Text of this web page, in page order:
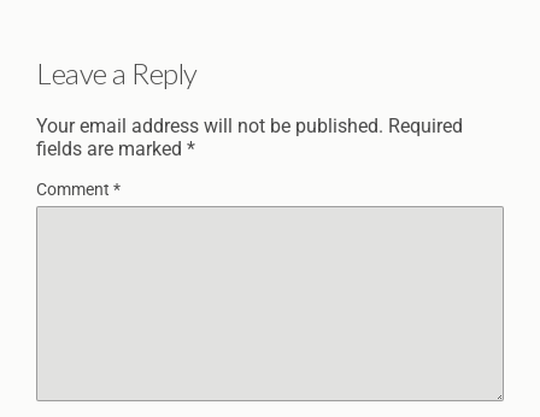
Leave a Reply
Your email address will not be published. Required
fields are marked *
Comment *